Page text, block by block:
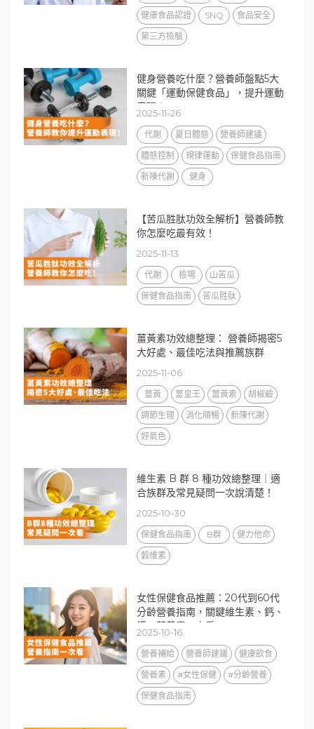
健康食品認證
SNQ
食品安全
第三方檢驗
健身營養吃什麼？營養師盤點5大
關鍵「運動保健食品」，提升運動
表現！
2025-11-26
代謝 夏日體態
營養師建議
體態控制
規律運動
保健食品指南
新陳代謝
健身
【苦瓜胜肽功效全解析】營養師教
你怎麼吃最有效！
2025-11-13
代謝 檢場
山苦瓜
保健食品指南
苦瓜胜肽
薑黃素功效總整理： 營養師揭密5
大好處、最佳吃法與推薦族群
2025-11-06
薑黃 薑皇王 薑黃素
胡椒鹼
調節生理
消化順暢
新陳代謝
好氣色
維生素 B 群 8 種功效總整理｜適
合族群及常見疑問一次說清楚！
2025-10-30
保健食品指南 B群
健力他命
穀維素
女性保健食品推薦：20代到60代
分齡營養指南，關鍵維生素、鈣、
鐵、葉黃素一次看
2025-10-16
營養補給 營養師建議
健康飲食
營養素
#女性保健
#分齡營養
保健食品指南